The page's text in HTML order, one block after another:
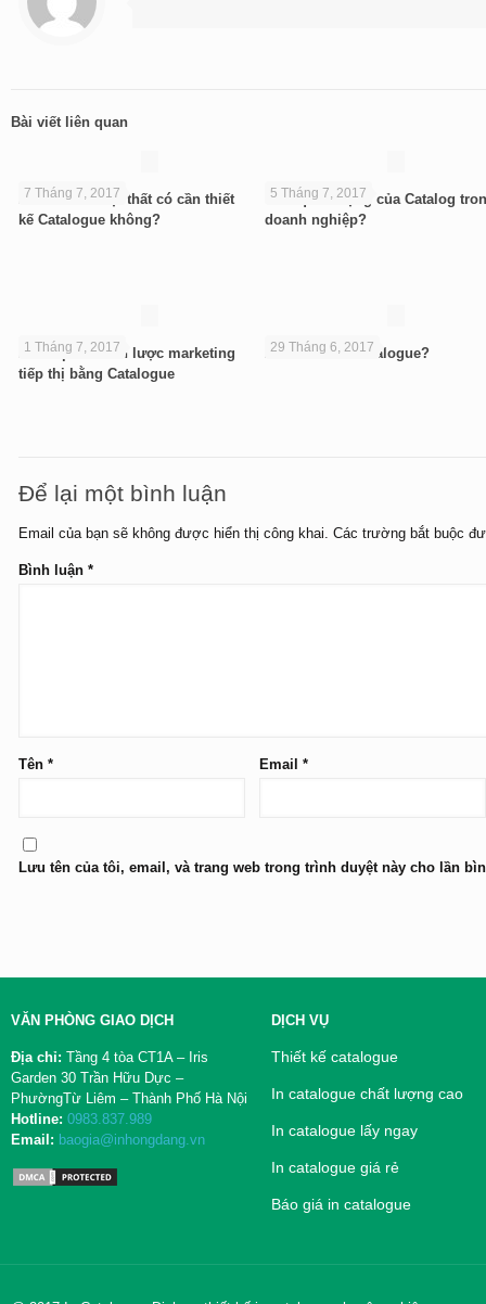
Bài viết liên quan
7 Tháng 7, 2017
Kinh doanh nội thất có cần thiết
kế Catalogue không?
5 Tháng 7, 2017
Tầm quan trọng của Catalog
doanh nghiệp?
1 Tháng 7, 2017
Khám phá chiến lược marketing
tiếp thị bằng Catalogue
29 Tháng 6, 2017
10 câu hỏi in catalogue?
Để lại một bình luận
Email của bạn sẽ không được hiển thị công khai. Các trường bắt buộc
Bình luận *
Tên * Email *
Lưu tên của tôi, email, và trang web trong trình duyệt này cho lần
VĂN PHÒNG GIAO DỊCH
Địa chỉ: Tầng 4 tòa CT1A – Iris
Garden 30 Trần Hữu Dực –
PhườngTừ Liêm – Thành Phố Hà Nội
Hotline: 0983.837.989
Email: baogia@inhongdang.vn
DỊCH VỤ
Thiết kế catalogue
In catalogue chất lượng cao
In catalogue lấy ngay
In catalogue giá rẻ
Báo giá in catalogue